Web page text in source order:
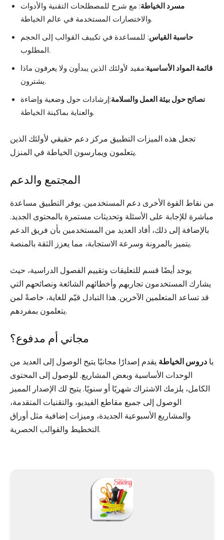
مسرد الخياطة: مع شرح للمصطلحات التقنية والأدوات
والاختصارات المستخدمة في عالم الخياطة.
حاسبة القياس: للمساعدة في تكييف القوالب إلى الحجم
المطلوب.
قائمة المواد الأساسية:مفيد لأولئك الذين يبدأون ولا يعرفون ماذا
يشترون.
نصائح حول بيئة العمل والسلامة:إرشادات حول وضعية وإضاءة
والعناية بماكينة الخياطة.
تجعل هذه الميزات التطبيق مركز دعم حقيقي لأولئك الذين
يتعلمون ويمارسون الخياطة في المنزل.
المجتمع والدعم
من نقاط القوة الأخرى دعم المستخدمين. يوفر التطبيق مساعدة
مباشرة للإجابة على الأسئلة وتحديثات مستمرة بالمحتوى الجديد.
بالإضافة إلى ذلك، أفاد العديد من المستخدمين بأن فريق الدعم
يتميز بالمرونة وسرعة الاستجابة، مما يعزز الثقة بالمنصة.
يوجد أيضًا قسم للتعليقات وتقييم الفصول الدراسية، حيث
يشارك المستخدمون تجاربهم وأخطائهم الشائعة ونصائحهم التي
قد تساعد المتعلمين الآخرين. هذا التبادل قيّم للغاية، خاصةً لمن
يتعلمون بمفردهم.
مجاني أم مدفوع؟
يا دروس الخياطة يقدم إصدارًا مجانيًا يتيح الوصول إلى العديد من
الوحدات الأساسية وبعض المشاريع. للوصول إلى المحتوى
الكامل، يلزمك الاشتراك شهريًا أو سنويًا. يتيح لك الإصدار المميز
الوصول إلى جميع مقاطع الفيديو، والتقنيات المتقدمة،
والمشاريع الأسبوعية الجديدة، وميزات إضافية مثل أوراق
التخطيط والقوالب الحصرية.